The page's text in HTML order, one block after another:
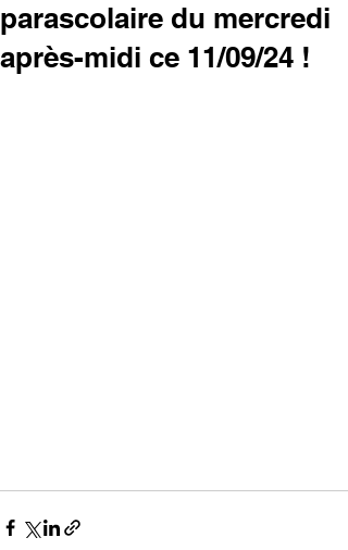
parascolaire du mercredi
après-midi ce 11/09/24 !